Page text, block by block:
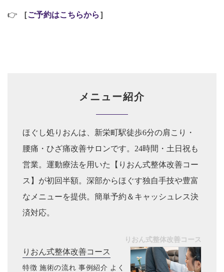
👉 ［ご予約はこちらから ］
メニュー紹介
ほぐし処りおんは、新栄町駅徒歩6分の肩こり・
腰痛・ひざ痛改善サロンです。24時間・土日祝も
営業。運動療法を用いた【りおん式整体改善コー
ス】が初回半額。深部からほぐす独自手技や豊富
なメニューを提供。簡単予約＆キャッシュレス決
済対応。
りおん式整体改善コース
りおん式整体改善コース
特徴 施術の流れ 事例紹介 よく